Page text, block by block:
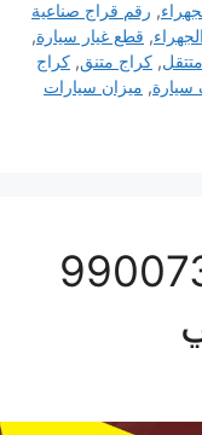
, رقم قراج صناعية
, قطع غيار سيارة,
, كراج متنق, كراج
, ميزان سيارات
صناعية الجهراء 99007355